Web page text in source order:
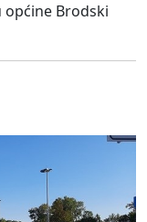
općine Brodski